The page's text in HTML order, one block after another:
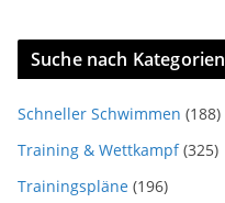
Suche nach Kategorien
Schneller Schwimmen (188)
Training & Wettkampf(325)
Trainingspläne (196)